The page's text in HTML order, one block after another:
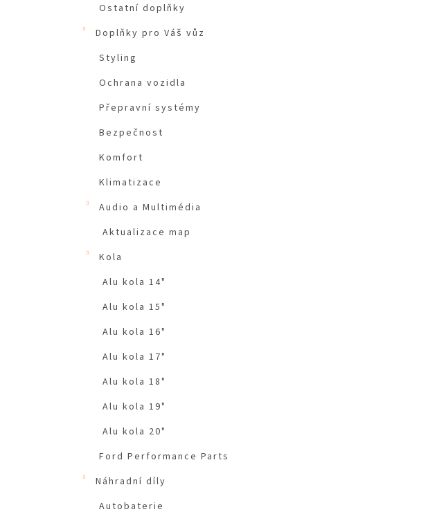
Ostatní doplňky
Doplňky pro Váš vůz
Styling
Ochrana vozidla
Přepravní systémy
Bezpečnost
Komfort
Klimatizace
Audio a Multimédia
Aktualizace map
Kola
Alu kola 14"
Alu kola 15"
Alu kola 16"
Alu kola 17"
Alu kola 18"
Alu kola 19"
Alu kola 20"
Ford Performance Parts
Náhradní díly
Autobaterie